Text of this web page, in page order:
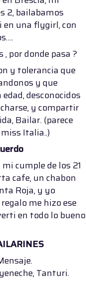
2, bailabamos
en una flygirl, con
por donde pasa ?
y tolerancia que
y que
desconocidos
y compartir
Bailar. (parece
Italia..)
cumple de los 21
cafe, un chabon
Roja, y yo
me hizo ese
en todo lo bueno
Tanturi.